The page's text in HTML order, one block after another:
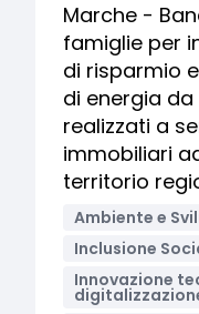
Marche -
famiglie per
di risparmio
di energia
realizzati a
immobiliari
territorio
Ambiente e
Inclusione
Innovazione